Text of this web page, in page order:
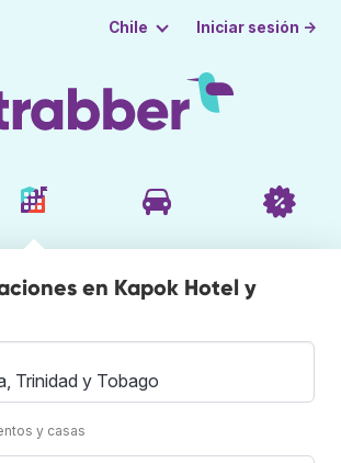
Chile Iniciar sesión →
en Kapok Hotel y
y casas